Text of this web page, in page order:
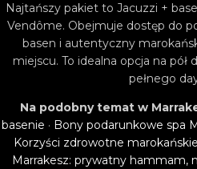
Najtańszy pakiet to Jacuzzi +
Vendôme. Obejmuje dostęp do
basen i autentyczny
miejscu. To idealna opcja na
pełnego
Na podobny temat w
basenie · Bony podarunkowe spa
Korzyści zdrowotne
Marrakesz: prywatny hammam,